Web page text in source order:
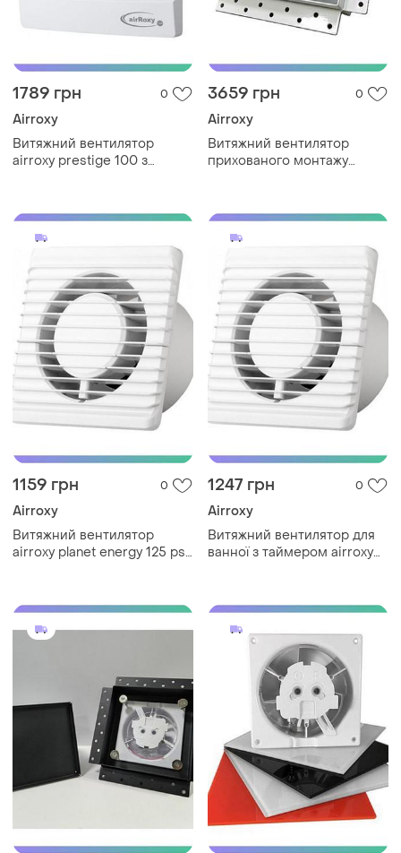
1789 грн 0
Airroxy
Витяжний вентилятор
airroxy prestige 100 з
3659 грн 0
Airroxy
Витяжний вентилятор
прихованого монтажу
безшумний sku_100 black
1159 грн 0
Airroxy
Витяжний вентилятор
airroxy planet energy 125 ps
1247 грн 0
Airroxy
Витяжний вентилятор для
ванної з таймером airroxy
sku_01-056